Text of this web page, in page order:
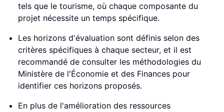
tels que le tourisme, où chaque composante du
projet nécessite un temps spécifique.
Les horizons d'évaluation sont définis selon des
critères spécifiques à chaque secteur, et il est
recommandé de consulter les méthodologies du
Ministère de l'Économie et des Finances pour
identifier ces horizons proposés.
En plus de l'amélioration des ressources